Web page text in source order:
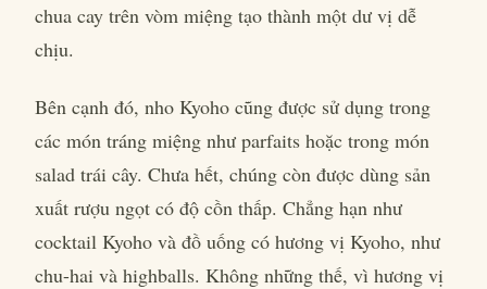
chua cay trên vòm miệng tạo thành một dư vị dễ
chịu.
Bên cạnh đó, nho Kyoho cũng được sử dụng trong
các món tráng miệng như parfaits hoặc trong món
salad trái cây. Chưa hết, chúng còn được dùng sản
xuất rượu ngọt có độ cồn thấp. Chẳng hạn như
cocktail Kyoho và đồ uống có hương vị Kyoho, như
chu-hai và highballs. Không những thế, vì hương vị